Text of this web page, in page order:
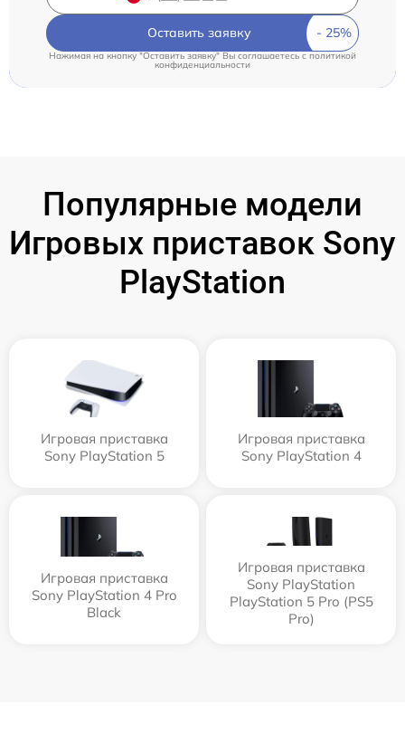
Оставить заявку
Нажимая на кнопку "Оставить заявку" Вы соглашаетесь cполитикой
конфиденциальности
Популярные модели
Игровых приставок Sony
PlayStation
Игровая приставка
Sony PlayStation 5
Игровая приставка
Sony PlayStation 4
Игровая приставка
Sony PlayStation 4 Pro
Black
Игровая приставка
Sony PlayStation
PlayStation 5 Pro (PS5
Pro)